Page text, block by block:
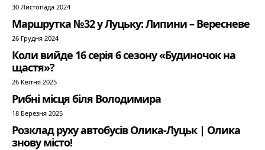
30 Листопада 2024
Маршрутка №32 у Луцьку: Липини – Вересневе
26 Грудня 2024
Коли вийде 16 серія 6 сезону «Будиночок на
щастя»?
26 Квітня 2025
Рибні місця біля Володимира
18 Березня 2025
Розклад руху автобусів Олика-Луцьк | Олика
знову місто!